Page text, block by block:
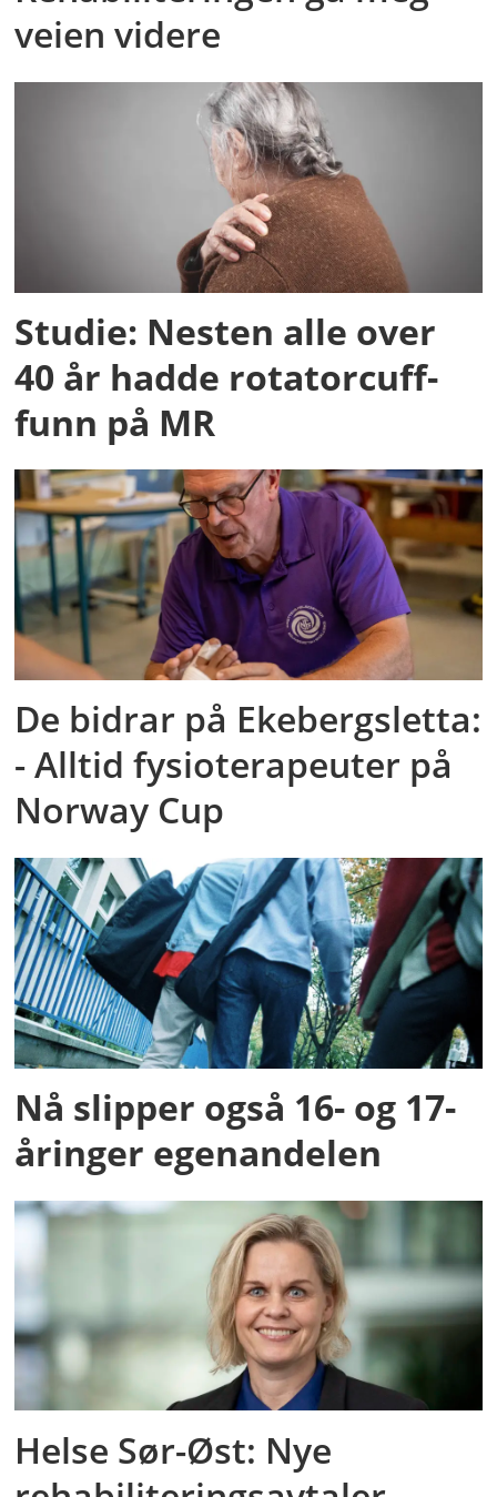
veien videre
Studie: Nesten alle over
40 år hadde rotatorcuff-
funn på MR
De bidrar på Ekebergsletta:
- Alltid fysioterapeuter på
Norway Cup
Nå slipper også 16- og 17-
åringer egenandelen
Helse Sør-Øst: Nye